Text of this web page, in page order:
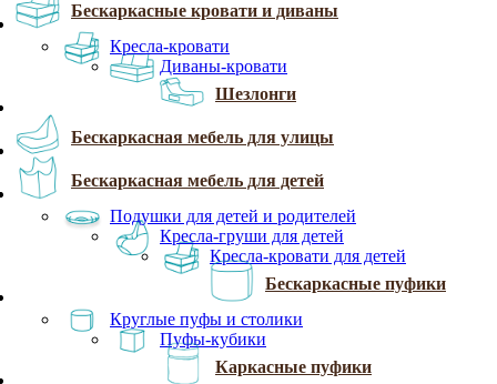
Бескаркасные кровати и диваны
Кресла-кровати
Диваны-кровати
Шезлонги
Бескаркасная мебель для улицы
Бескаркасная мебель для детей
Подушки для детей и родителей
Кресла-груши для детей
Кресла-кровати для детей
Бескаркасные пуфики
Круглые пуфы и столики
Пуфы-кубики
Каркасные пуфики